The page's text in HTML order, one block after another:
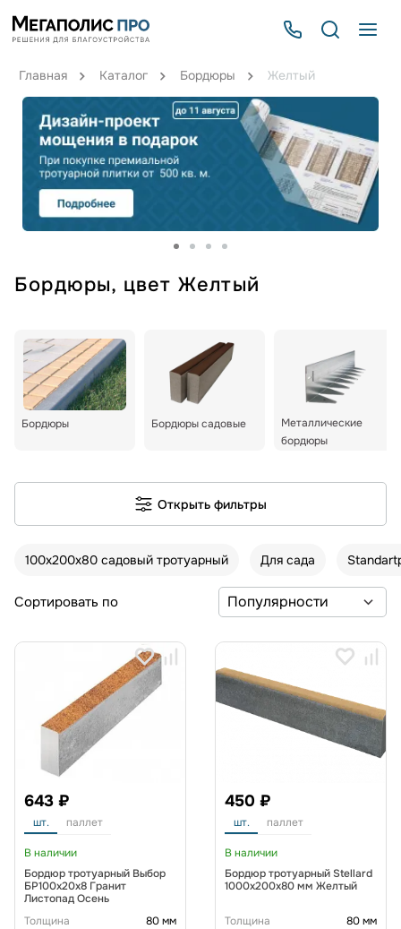
Главная Каталог Бордюры Желтый
Бордюры, цвет Желтый
Бордюры Бордюры садовые
Металлические
бордюры
Открыть фильтры
100х200х80 садовый тротуарный Для сада
Сортировать по
643 ₽
шт. паллет
В наличии
Бордюр тротуарный Выбор
БР100х20х8 Гранит
Листопад Осень
Толщина
80 мм
450 ₽
шт. паллет
В наличии
Бордюр тротуарный Stellard
1000х200х80 мм Желтый
Толщина
80 мм